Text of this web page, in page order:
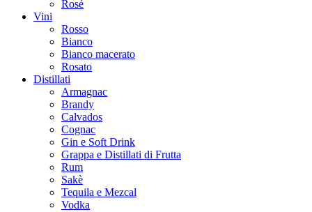
Rosé
Vini
Rosso
Bianco
Bianco macerato
Rosato
Distillati
Armagnac
Brandy
Calvados
Cognac
Gin e Soft Drink
Grappa e Distillati di Frutta
Rum
Sakè
Tequila e Mezcal
Vodka